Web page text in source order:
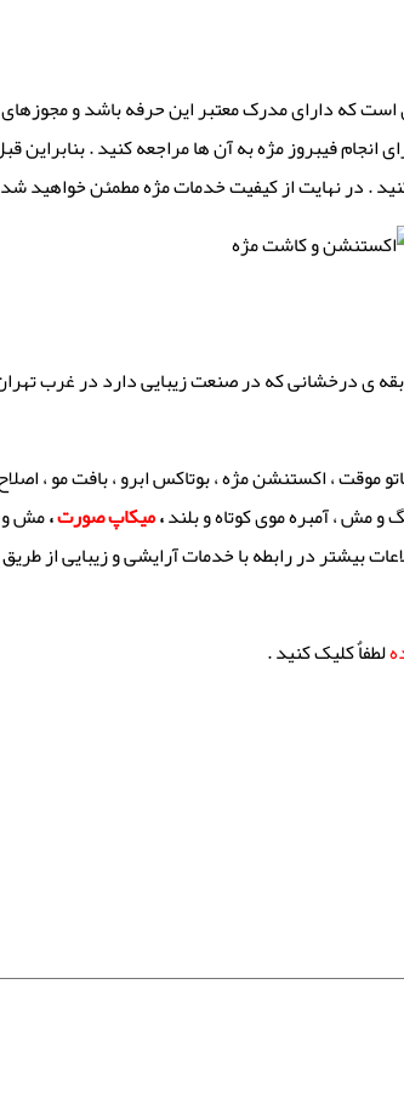
که دارای مدرک معتبر این حرفه باشد و
فیبروز مژه به آن ها مراجعه کنید .
. در نهایت از کیفیت خدمات مژه مطمئن خواهید
ی درخشانی که در صنعت زیبایی دارد در غرب
موقت، اکستنشن مژه ، بوتاکس ابرو ، بافت مو ،
مش ، آمبره موی کوتاه و بلند،میکاپ صورت،مش و
بیشتر در رابطه با خدمات آرایشی و زیبایی از
لطفاٌ کلیک کنید .